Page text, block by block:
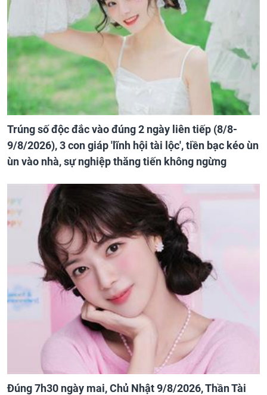
Trúng số độc đắc vào đúng 2 ngày liên tiếp (8/8-
9/8/2026), 3 con giáp 'lĩnh hội tài lộc', tiền bạc kéo ùn
ùn vào nhà, sự nghiệp thăng tiến không ngừng
Đúng 7h30 ngày mai, Chủ Nhật 9/8/2026, Thần Tài